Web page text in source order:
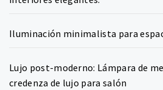
Iluminación minimalista para
Lujo post-moderno: Lámpara de
credenza de lujo para salón